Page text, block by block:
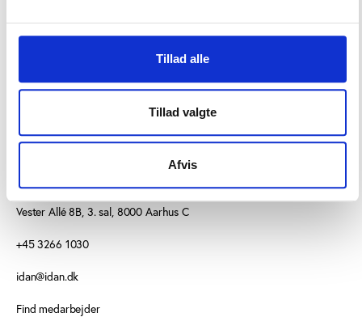
Tillad alle
Tillad valgte
Afvis
Vester Allé 8B, 3. sal, 8000 Aarhus C
+45 3266 1030
idan@idan.dk
Find medarbejder